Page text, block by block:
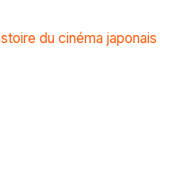
du cinéma japonais